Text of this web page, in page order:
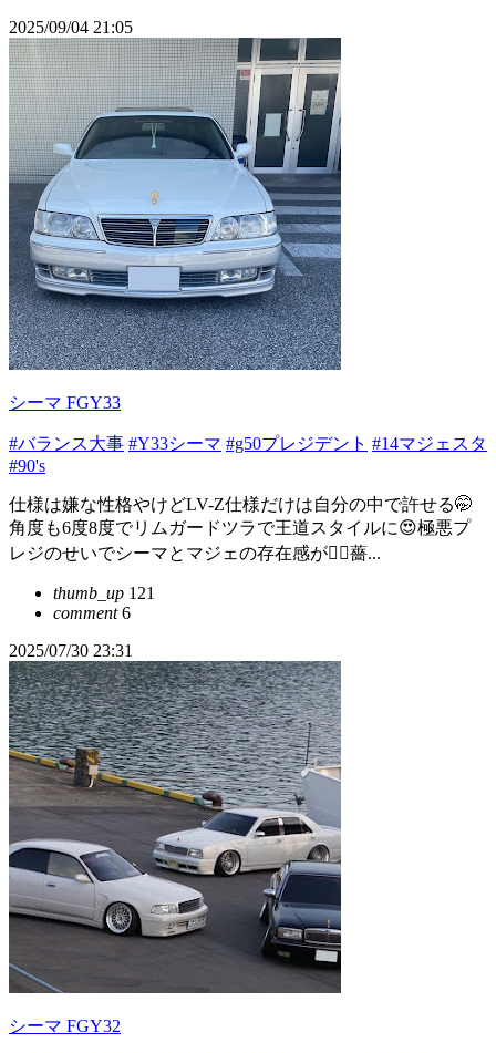
2025/09/04 21:05
シーマ FGY33
#バランス大事 #Y33シーマ #g50プレジデント #14マジェスタ
#90's
仕様は嫌な性格やけどLV-Z仕様だけは自分の中で許せる🤭
角度も6度8度でリムガードツラで王道スタイルに😍極悪プ
レジのせいでシーマとマジェの存在感が😵‍💫薔...
thumb_up 121
comment6
2025/07/30 23:31
シーマ FGY32